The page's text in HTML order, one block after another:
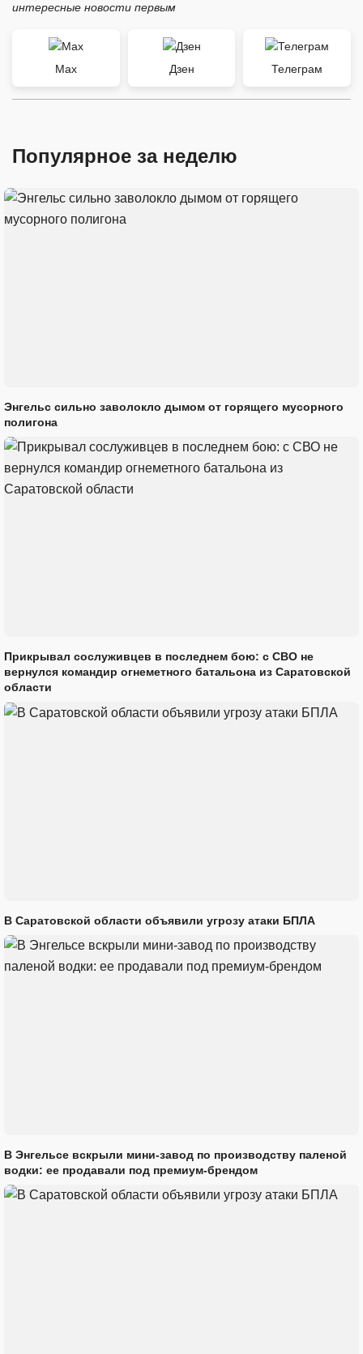
интересные новости первым
Max Дзен Телеграм
Популярное за неделю
Энгельс сильно заволокло дымом от горящего мусорного
полигона
Прикрывал сослуживцев в последнем бою: с СВО не
вернулся командир огнеметного батальона из Саратовской
области
В Саратовской области объявили угрозу атаки БПЛА
В Энгельсе вскрыли мини-завод по производству паленой
водки: ее продавали под премиум-брендом